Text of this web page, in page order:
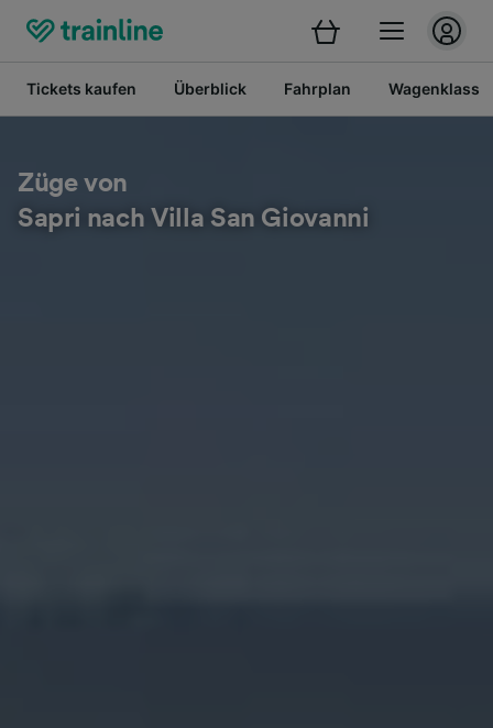
Tickets kaufen Überblick Fahrplan
Züge von
Sapri nach Villa San Giovanni